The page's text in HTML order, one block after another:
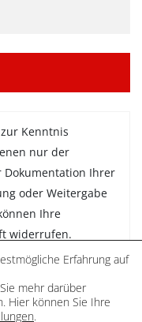
zur Kenntnis
nur der
Dokumentation Ihrer
oder Weitergabe
Ihre
widerrufen.
Erfahrung auf
mehr darüber
Hier können Sie Ihre
.